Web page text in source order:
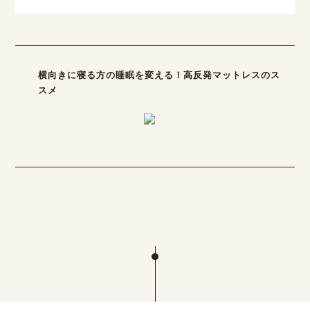
横向きに寝る方の睡眠を変える！高反発マットレスのス
スメ